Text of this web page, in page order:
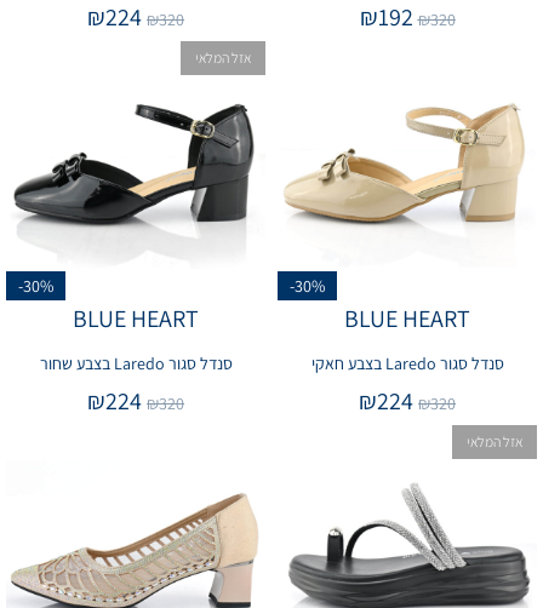
₪320
₪192
₪320
₪224
-30%
BLUE HEART
סנדל סגור Laredo בצבע חאקי
₪320
₪224
-30%
אזל המלאי
BLUE HEART
סנדל סגור Laredo בצבע שחור
₪320
₪224
אזל המלאי